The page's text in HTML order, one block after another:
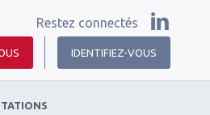
Restez connectés
IDENTIFIEZ-VOUS